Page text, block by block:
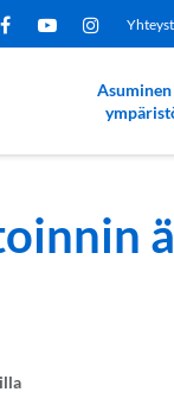
Asuminen